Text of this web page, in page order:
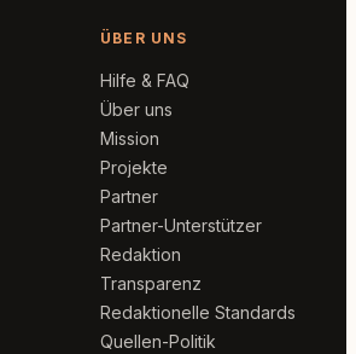
ÜBER UNS
Hilfe & FAQ
Über uns
Mission
Projekte
Partner
Partner-Unterstützer
Redaktion
Transparenz
Redaktionelle Standards
Quellen-Politik